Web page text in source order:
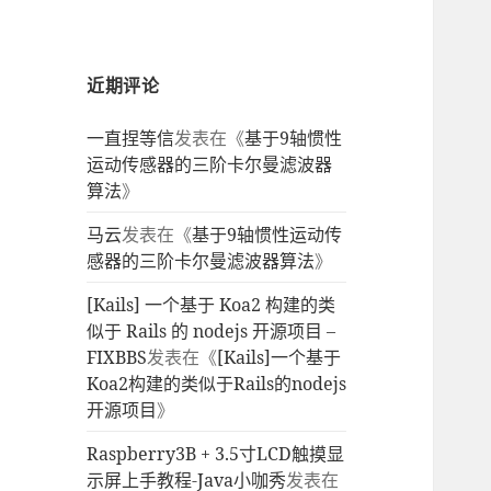
近期评论
一直捏等信发表在《基于9轴惯性
运动传感器的三阶卡尔曼滤波器
算法》
马云发表在《基于9轴惯性运动传
感器的三阶卡尔曼滤波器算法》
[Kails] 一个基于 Koa2 构建的类
似于 Rails 的 nodejs 开源项目 –
FIXBBS发表在《[Kails]一个基于
Koa2构建的类似于Rails的nodejs
开源项目》
Raspberry3B + 3.5寸LCD触摸显
示屏上手教程-Java小咖秀发表在